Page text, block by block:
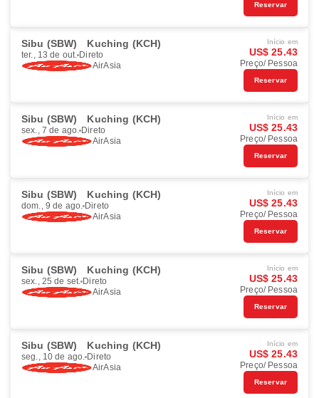
Reservar
Sibu (SBW) Kuching (KCH)
ter., 13 de out. Direto
AirAsia
Início em
US$ 25.43
Preço/ Pessoa
Reservar
Sibu (SBW) Kuching (KCH)
sex., 7 de ago. Direto
AirAsia
Início em
US$ 25.43
Preço/ Pessoa
Reservar
Sibu (SBW) Kuching (KCH)
dom., 9 de ago. Direto
AirAsia
Início em
US$ 25.43
Preço/ Pessoa
Reservar
Sibu (SBW) Kuching (KCH)
sex., 25 de set. Direto
AirAsia
Início em
US$ 25.43
Preço/ Pessoa
Reservar
Sibu (SBW) Kuching (KCH)
seg., 10 de ago. Direto
AirAsia
Início em
US$ 25.43
Preço/ Pessoa
Reservar